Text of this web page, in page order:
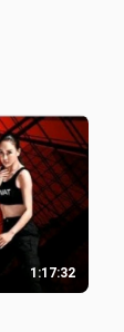
1:17:32